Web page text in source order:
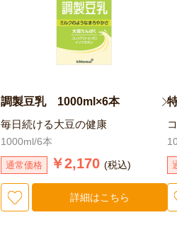
調製豆乳 1000ml×6本
毎日続ける大豆の健康
1000ml/6本
通常価格 ￥2,170 (税込)
詳細はこちら